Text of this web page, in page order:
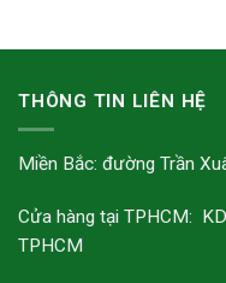
THÔNG TIN LIÊN HỆ
Miền Bắc: đường Trần
Cửa hàng tại TPHCM:
TPHCM